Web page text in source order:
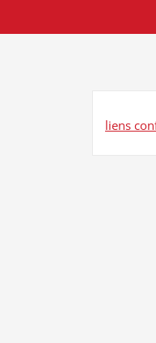
liens